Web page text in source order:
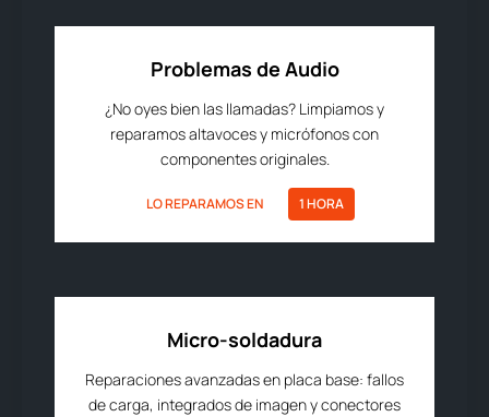
Problemas de Audio
¿No oyes bien las llamadas? Limpiamos y
reparamos altavoces y micrófonos con
componentes originales.
LO REPARAMOS EN 1 HORA
Micro-soldadura
Reparaciones avanzadas en placa base: fallos
de carga, integrados de imagen y conectores